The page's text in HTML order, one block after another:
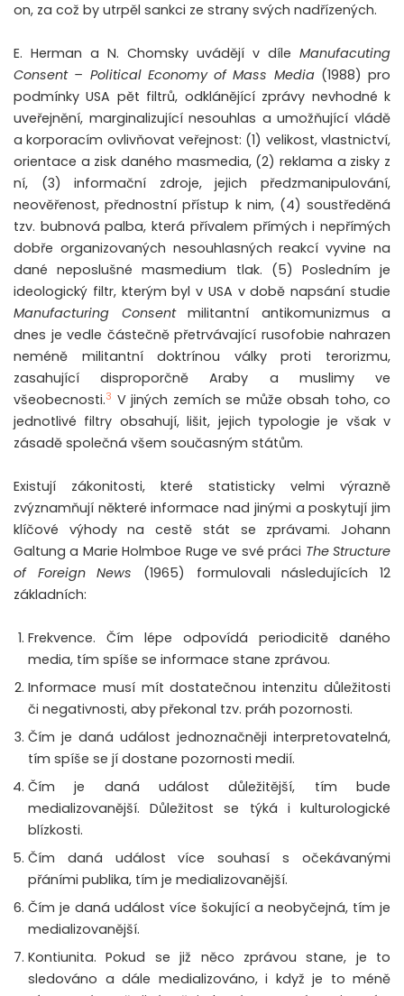
on, za což by utrpěl sankci ze strany svých nadřízených.
E. Herman a N. Chomsky uvádějí v díle Manufacuting
Consent – Political Economy of Mass Media(1988) pro
podmínky USA pět filtrů, odklánějící zprávy nevhodné k
uveřejnění, marginalizující nesouhlas a umožňující vládě
a korporacím ovlivňovat veřejnost: (1) velikost, vlastnictví,
orientace a zisk daného masmedia, (2) reklama a zisky z
ní, (3) informační zdroje, jejich předzmanipulování,
neověřenost, přednostní přístup k nim, (4) soustředěná
tzv. bubnová palba, která přívalem přímých i nepřímých
dobře organizovaných nesouhlasných reakcí vyvine na
dané neposlušné masmedium tlak. (5) Posledním je
ideologický filtr, kterým byl v USA v době napsání studie
Manufacturing Consentmilitantní antikomunizmus a
dnes je vedle částečně přetrvávající rusofobie nahrazen
neméně militantní doktrínou války proti terorizmu,
zasahující disproporčně Araby a muslimy ve
všeobecnosti.3 V jiných zemích se může obsah toho, co
jednotlivé filtry obsahují, lišit, jejich typologie je však v
zásadě společná všem současným státům.
Existují zákonitosti, které statisticky velmi výrazně
zvýznamňují některé informace nad jinými a poskytují jim
klíčové výhody na cestě stát se zprávami. Johann
Galtung a Marie Holmboe Ruge ve své práci The Structure
of Foreign News (1965) formulovali následujících 12
základních:
Frekvence. Čím lépe odpovídá periodicitě daného
media, tím spíše se informace stane zprávou.
Informace musí mít dostatečnou intenzitu důležitosti
či negativnosti, aby překonal tzv. práh pozornosti.
Čím je daná událost jednoznačněji interpretovatelná,
tím spíše se jí dostane pozornosti medií.
Čím je daná událost důležitější, tím bude
medializovanější. Důležitost se týká i kulturologické
blízkosti.
Čím daná událost více souhasí s očekávanými
přáními publika, tím je medializovanější.
Čím je daná událost více šokující a neobyčejná, tím je
medializovanější.
Kontiunita. Pokud se již něco zprávou stane, je to
sledováno a dále medializováno, i když je to méně